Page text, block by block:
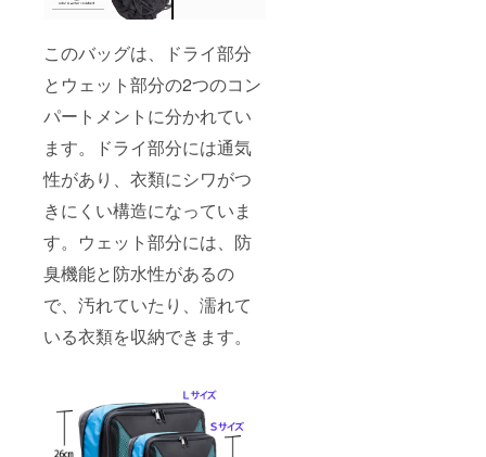
このバッグは、ドライ部分
とウェット部分の2つのコン
パートメントに分かれてい
ます。ドライ部分には通気
性があり、衣類にシワがつ
きにくい構造になっていま
す。ウェット部分には、防
臭機能と防水性があるの
で、汚れていたり、濡れて
いる衣類を収納できます。